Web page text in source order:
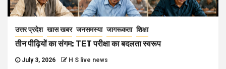
उत्तर प्रदेश खास खबर जनसमस्या जागरूकता शिक्षा
तीन पीढ़ियों का संगम: TET परीक्षा का बदलता स्वरूप
July 3, 2026 H S live news